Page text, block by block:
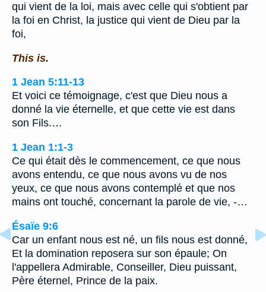
qui vient de la loi, mais avec celle qui s'obtient par
la foi en Christ, la justice qui vient de Dieu par la
foi,
This is.
1 Jean 5:11-13
Et voici ce témoignage, c'est que Dieu nous a
donné la vie éternelle, et que cette vie est dans
son Fils.…
1 Jean 1:1-3
Ce qui était dès le commencement, ce que nous
avons entendu, ce que nous avons vu de nos
yeux, ce que nous avons contemplé et que nos
mains ont touché, concernant la parole de vie, -…
Ésaïe 9:6
Car un enfant nous est né, un fils nous est donné,
Et la domination reposera sur son épaule; On
l'appellera Admirable, Conseiller, Dieu puissant,
Père éternel, Prince de la paix.